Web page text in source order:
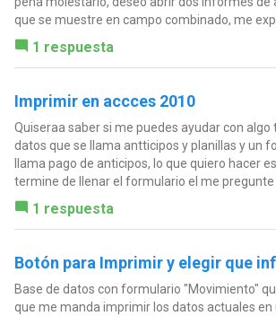
que se muestre en campo combinado, me
1 respuesta
Imprimir en accces 2010
Quiseraa saber si me puedes ayudar con algo
datos que se llama antticipos y planillas y un
llama pago de anticipos, lo que quiero hacer
termine de llenar el formulario el me pregunte
1 respuesta
Botón para Imprimir y elegir que
Base de datos con formulario "Movimiento"
que me manda imprimir los datos actuales